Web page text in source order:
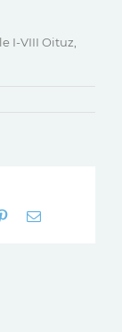
I-VIII Oituz,
Pinterest
E-